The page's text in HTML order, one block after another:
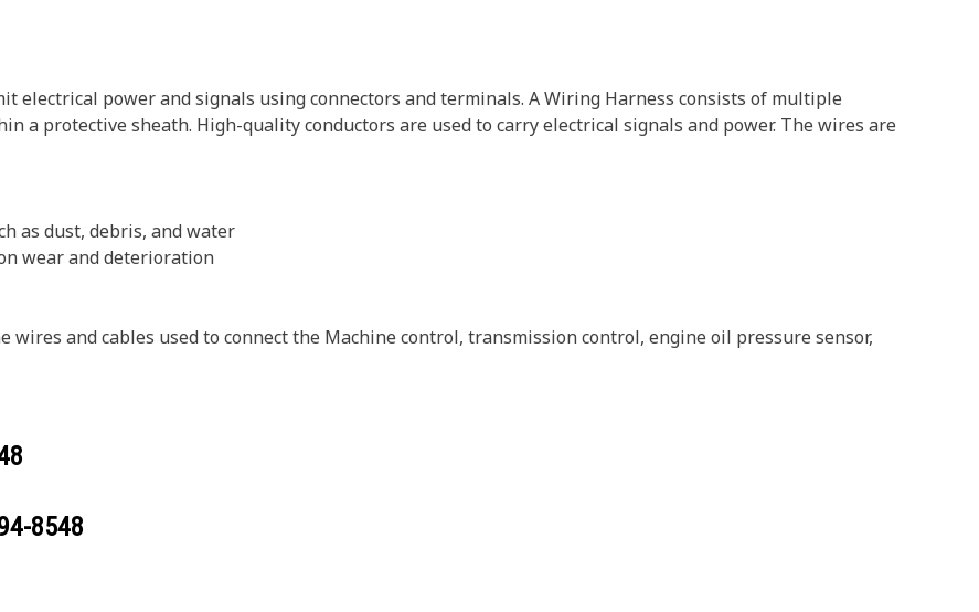
electrical power and signals using connectors and terminals. A Wiring Harness consists of multiple
a protective sheath. High-quality conductors are used to carry electrical signals and power. The wires are
as dust, debris, and water
wear and deterioration
wires and cables used to connect the Machine control, transmission control, engine oil pressure sensor,
8548